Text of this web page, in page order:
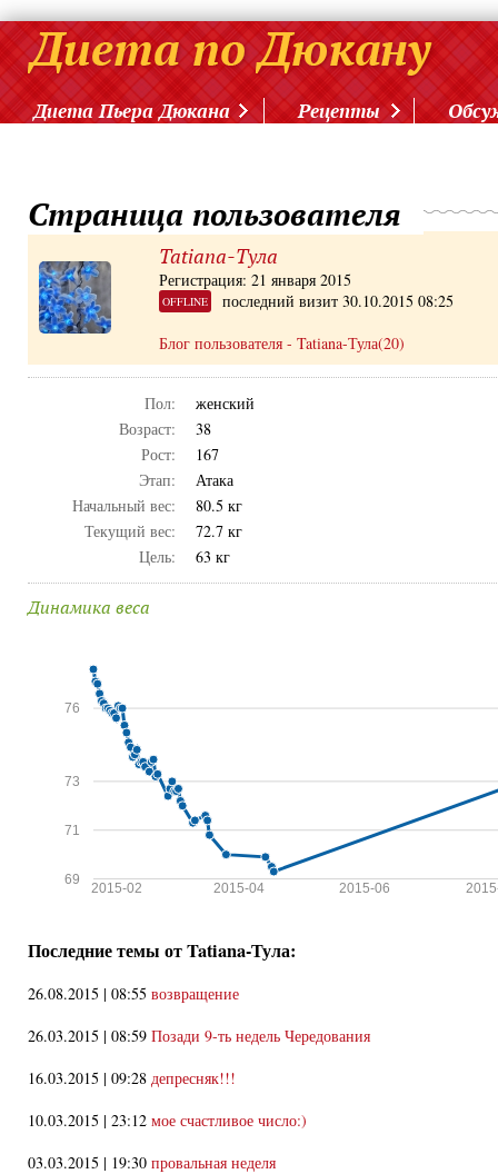
Диета Пьера Дюкана Рецепты
Страница пользователя
Tatiana-Тула
Регистрация: 21 января 2015
OFFLINE
последний визит 30.10.2015 08:25
Блог пользователя - Tatiana-Тула(20)
Пол:
женский
Возраст:
38
Рост:
167
Этап:
Атака
Начальный вес:
80.5 кг
Текущий вес:
72.7 кг
Цель:
63 кг
Динамика веса
69
71
73
76
2015-06
2015-04
2015-02
Последние темы от Tatiana-Тула:
26.08.2015 | 08:55 возвращение
26.03.2015 | 08:59 Позади 9-ть недель Чередования
16.03.2015 | 09:28 депресняк!!!
10.03.2015 | 23:12 мое счастливое число:)
03.03.2015 | 19:30 провальная неделя